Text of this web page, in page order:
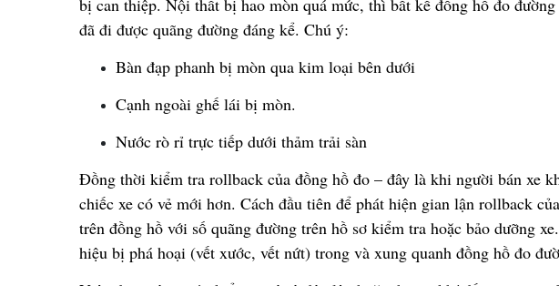
đã đi được quãng đường đáng kể. Chú ý:
Bàn đạp phanh bị mòn qua kim loại bên dưới
Cạnh ngoài ghế lái bị mòn.
Nước rò rỉ trực tiếp dưới thảm trải sàn
Đồng thời kiểm tra rollback của đồng hồ đo – đây là khi người bán xe
chiếc xe có vẻ mới hơn. Cách đầu tiên để phát hiện gian lận rollback của
trên đồng hồ với số quãng đường trên hồ sơ kiểm tra hoặc bảo dưỡng
hiệu bị phá hoại (vết xước, vết nứt) trong và xung quanh đồng hồ đo đườ